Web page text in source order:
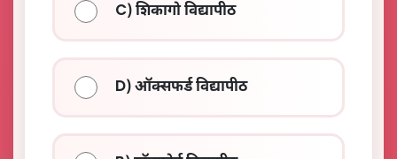
C) शिकागो विद्यापीठ
D) ऑक्सफर्ड विद्यापीठ